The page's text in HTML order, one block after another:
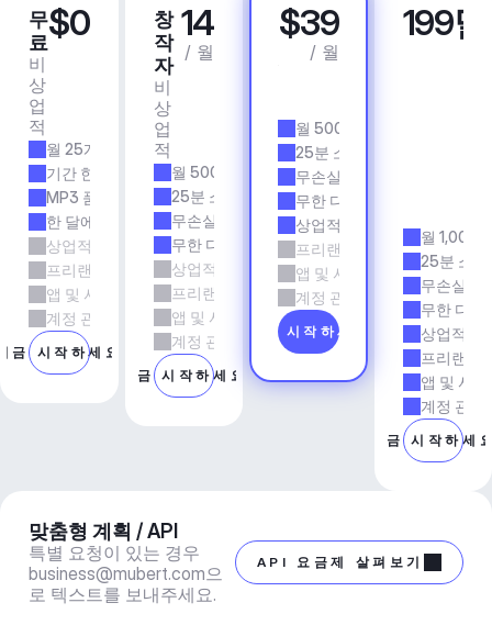
무
료
비
상
업
적
$0
월 25개 트랙
기간 한정
MP3 품질
한 달에 5회 다운로드
상업적 사용
프리랜서 및 에이전시 업무
앱 및 서비스
계정 관리자 지원
금 시작하세요
창
작
자
비
상
업
적
14
/ 월
월 500개 트랙
25분 소요 시간
무손실 품질
무한 다운로드
상업적 사용
프리랜서 및 에이전시 업무
앱 및 서비스
계정 관리자 지원
지금 시작하세요
프
로
$39
/ 월
월 500개 트랙
25분 소요 시간
무손실 품질
무한 다운로드
상업적 사용
프리랜서 및 에이전시 업무
앱 및 서비스
계정 관리자 지원
지금 시작하세요
비
즈
199
월 1,000
25분 소요
무손실 품
무한 다운
상업적 사
프리랜서
앱 및 서비
계정 관리
지금 시작하세
맞춤형 계획 / API
business@mubert.com으
로 텍스트를 보내주세요.
API 요금제 살펴보기